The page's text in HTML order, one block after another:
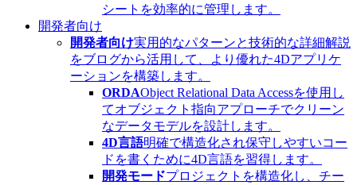
シートを効率的に管理します。
開発者向け
開発者向け実用的なパターンと技術的な詳細解説
をブログから活用して、より優れた4Dアプリケ
ーションを構築します。
ORDAObject Relational Data Accessを使用し
てオブジェクト指向アプローチでクリーン
なデータモデルを設計します。
4D言語明確で構造化され保守しやすいコー
ドを書くために4D言語を習得します。
開発モードプロジェクトを構造化し、チー